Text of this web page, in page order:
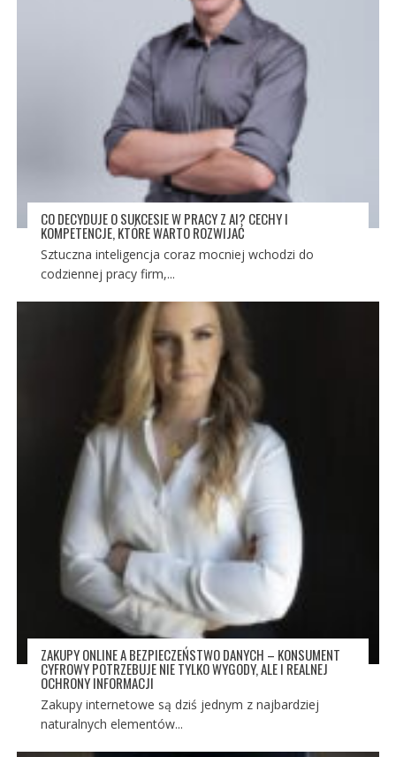
CO DECYDUJE O SUKCESIE W PRACY Z AI? CECHY I
KOMPETENCJE, KTÓRE WARTO ROZWIJAĆ
Sztuczna inteligencja coraz mocniej wchodzi do
codziennej pracy firm,...
ZAKUPY ONLINE A BEZPIECZEŃSTWO DANYCH – KONSUMENT
CYFROWY POTRZEBUJE NIE TYLKO WYGODY, ALE I REALNEJ
OCHRONY INFORMACJI
Zakupy internetowe są dziś jednym z najbardziej
naturalnych elementów...